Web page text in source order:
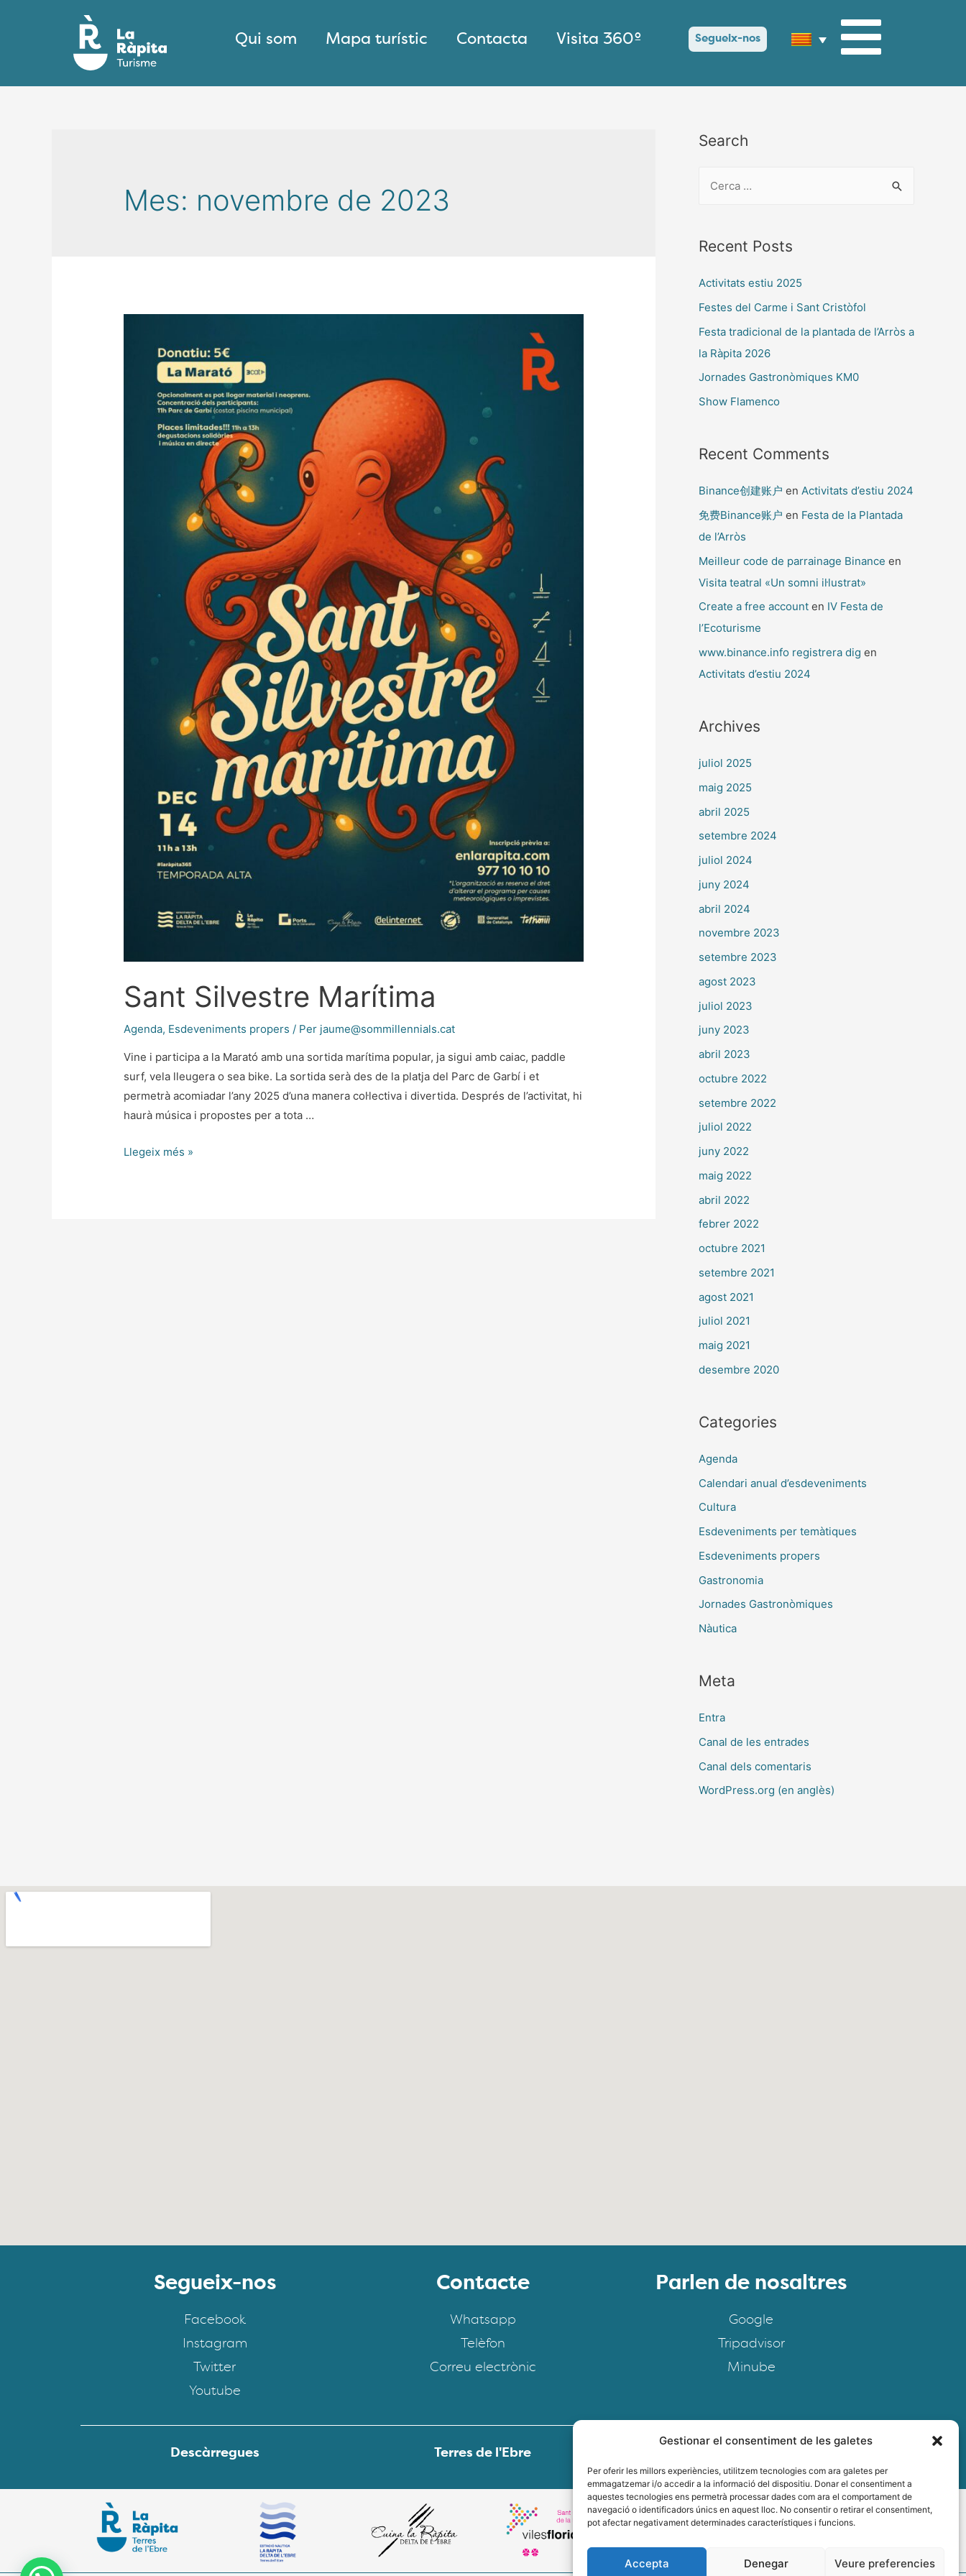
Gestionar el consentiment de les galetes
Per oferir les millors experiències, utilitzem tecnologies com ara galetes per
emmagatzemar i/o accedir a la informació del dispositiu. Donar el consentiment a
aquestes tecnologies ens permetrà processar dades com ara el comportament de
navegació o identificadors únics en aquest lloc. No consentir o retirar el consentiment,
pot afectar negativament determinades característiques i funcions.
Accepta Denegar Veure preferencies
Qui som Mapa turístic Contacta Visita 360º Segueix-nos
Mes: novembre de 2023
Sant Silvestre Marítima
Agenda, Esdeveniments propers / Per jaume@sommillennials.cat
Vine i participa a la Marató amb una sortida marítima popular, ja sigui amb caiac, paddle
surf, vela lleugera o sea bike. La sortida serà des de la platja del Parc de Garbí i et
permetrà acomiadar l’any 2025 d’una manera col·lectiva i divertida. Després de l’activitat, hi
haurà música i propostes per a tota …
Llegeix més »
Search
Recent Posts
Activitats estiu 2025
Festes del Carme i Sant Cristòfol
Festa tradicional de la plantada de l’Arròs a
la Ràpita 2026
Jornades Gastronòmiques KM0
Show Flamenco
Recent Comments
Binance创建账户 en Activitats d’estiu 2024
免费Binance账户 en Festa de la Plantada
de l’Arròs
Meilleur code de parrainage Binance en
Visita teatral «Un somni il·lustrat»
Create a free account en IV Festa de
l’Ecoturisme
www.binance.info registrera dig en
Activitats d’estiu 2024
Archives
juliol 2025
maig 2025
abril 2025
setembre 2024
juliol 2024
juny 2024
abril 2024
novembre 2023
setembre 2023
agost 2023
juliol 2023
juny 2023
abril 2023
octubre 2022
setembre 2022
juliol 2022
juny 2022
maig 2022
abril 2022
febrer 2022
octubre 2021
setembre 2021
agost 2021
juliol 2021
maig 2021
desembre 2020
Categories
Agenda
Calendari anual d’esdeveniments
Cultura
Esdeveniments per temàtiques
Esdeveniments propers
Gastronomia
Jornades Gastronòmiques
Nàutica
Meta
Entra
Canal de les entrades
Canal dels comentaris
WordPress.org (en anglès)
Segueix-nos
Facebook
Instagram
Twitter
Youtube
Contacte
Whatsapp
Telèfon
Correu electrònic
Parlen de nosaltres
Google
Tripadvisor
Minube
Descàrregues Terres de l'Ebre